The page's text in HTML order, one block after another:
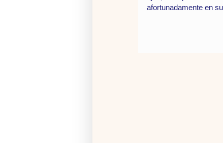
afortunadamente en